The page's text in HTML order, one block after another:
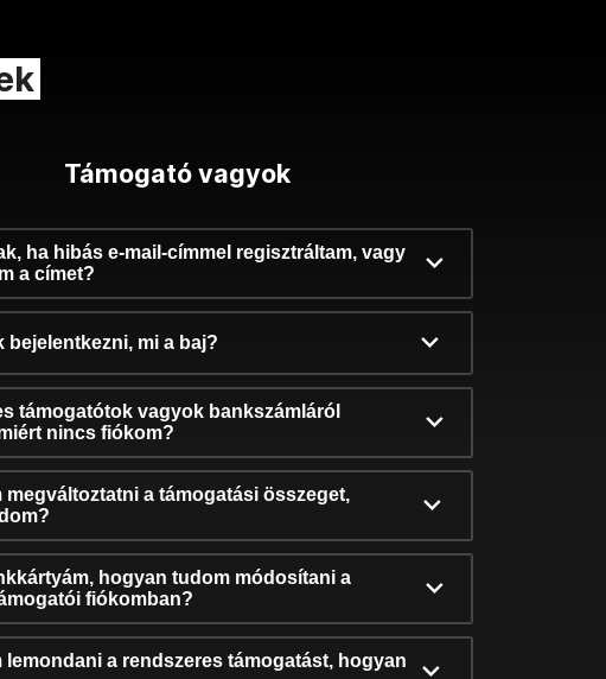
Támogató vagyok
ha hibás e-mail-címmel regisztráltam, vagy
a címet?
bejelentkezni, mi a baj?
támogatótok vagyok bankszámláról
nincs fiókom?
megváltoztatni a támogatási összeget,
hogyan tudom módosítani a
fiókomban?
lemondani a rendszeres támogatást, hogyan